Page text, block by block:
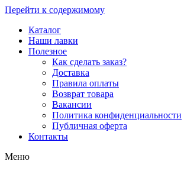
Перейти к содержимому
Каталог
Наши лавки
Полезное
Как сделать заказ?
Доставка
Правила оплаты
Возврат товара
Вакансии
Политика конфиденциальности
Публичная оферта
Контакты
Меню